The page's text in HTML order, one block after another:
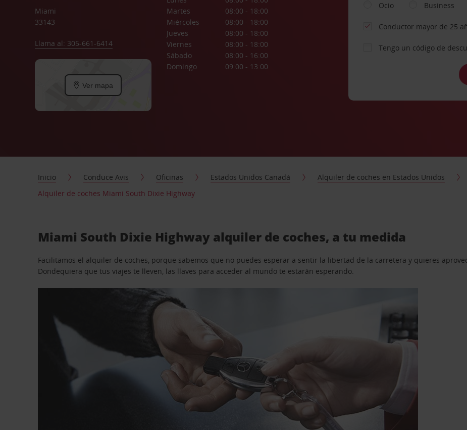
Miami
33143
Llama al: 305-661-6414
Ver mapa
Martes
08:00 - 18:00
Miércoles
08:00 - 18:00
Jueves
08:00 - 18:00
Viernes
08:00 - 18:00
Sábado
08:00 - 16:00
Domingo
09:00 - 13:00
Ocio
Business
Conductor mayor de 25
Tengo un código de
Inicio Conduce Avis Oficinas Estados Unidos Canadá Alquiler de coches en Estados Unidos
Alquiler de coches Miami South Dixie Highway
Miami South Dixie Highway alquiler de coches, a tu medida
Facilitamos el alquiler de coches, porque sabemos que no puedes esperar a sentir la libertad de la carretera y quieres
Dondequiera que tus viajes te lleven, las llaves para acceder al mundo te estarán esperando.